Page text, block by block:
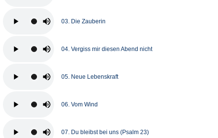
03. Die Zauberin
04. Vergiss mir diesen Abend nicht
05. Neue Lebenskraft
06. Vom Wind
07. Du bleibst bei uns (Psalm 23)